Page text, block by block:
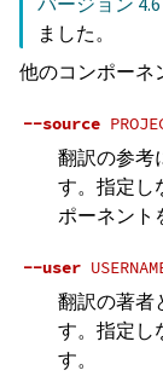
ました。
他のコンポーネ
--source
翻訳の参考
す。指定し
ポーネント
--user
翻訳の著者
す。指定し
す。